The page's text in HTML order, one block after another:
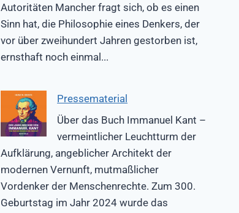
Autoritäten Mancher fragt sich, ob es einen
Sinn hat, die Philosophie eines Denkers, der
vor über zweihundert Jahren gestorben ist,
ernsthaft noch einmal...
Pressematerial
Über das Buch Immanuel Kant –
vermeintlicher Leuchtturm der
Aufklärung, angeblicher Architekt der
modernen Vernunft, mutmaßlicher
Vordenker der Menschenrechte. Zum 300.
Geburtstag im Jahr 2024 wurde das